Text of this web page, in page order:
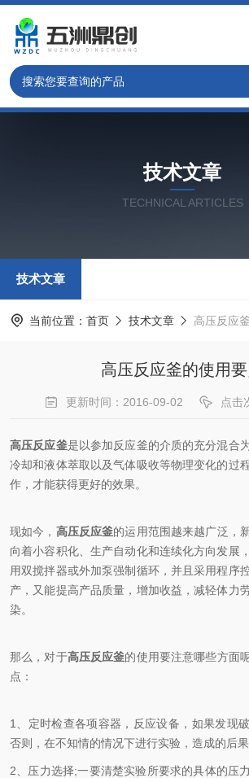
技术文章
TECHNICAL ARTICLES
技术文章
当前位置： 首页 技术文章 高压反应
高压反应釜的使用
更新时间：2016-09-02 点击
高压反应釜是以参加反应釜的介质的充分混合
冷却和液体萃取以及气体吸收等物理变化的过
作，才能获得更好的效果。
现如今， 高压反应釜的运用范围越来越广泛，
向着小容积化、生产自动化和连续化方向发展
用双搅拌器或外加泵强制循环，并且采用程序
产，又能提高产品质量，增加收益，减轻体力
染。
那么，对于高压反应釜的使用要注意哪些方面
点：
1、定时检查各项容器，反应设备，如果发现
否则，在不知情的情况下进行实验，造成的后果
2、压力选择;一要清楚实验所要求的具体的压